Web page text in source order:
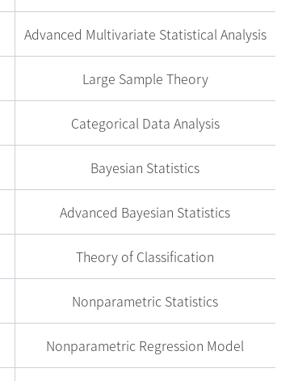
Advanced Multivariate Statistical Analysis
Large Sample Theory
Categorical Data Analysis
Bayesian Statistics
Advanced Bayesian Statistics
Theory of Classification
Nonparametric Statistics
Nonparametric Regression Model